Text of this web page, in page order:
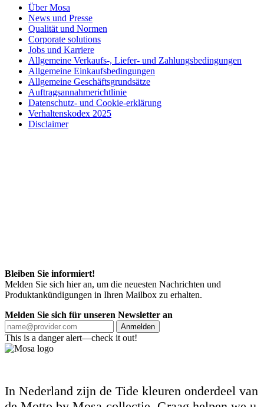
Über Mosa
News und Presse
Qualität und Normen
Corporate solutions
Jobs und Karriere
Allgemeine Verkaufs-, Liefer- und Zahlungsbedingungen
Allgemeine Einkaufsbedingungen
Allgemeine Geschäftsgrundsätze
Auftragsannahmerichtlinie
Datenschutz- und Cookie-erklärung
Verhaltenskodex 2025
Disclaimer
Bleiben Sie informiert!
Melden Sie sich hier an, um die neuesten Nachrichten und
Produktankündigungen in Ihren Mailbox zu erhalten.
Melden Sie sich für unseren Newsletter an
Anmelden
This is a danger alert—check it out!
In Nederland zijn de Tide kleuren onderdeel van